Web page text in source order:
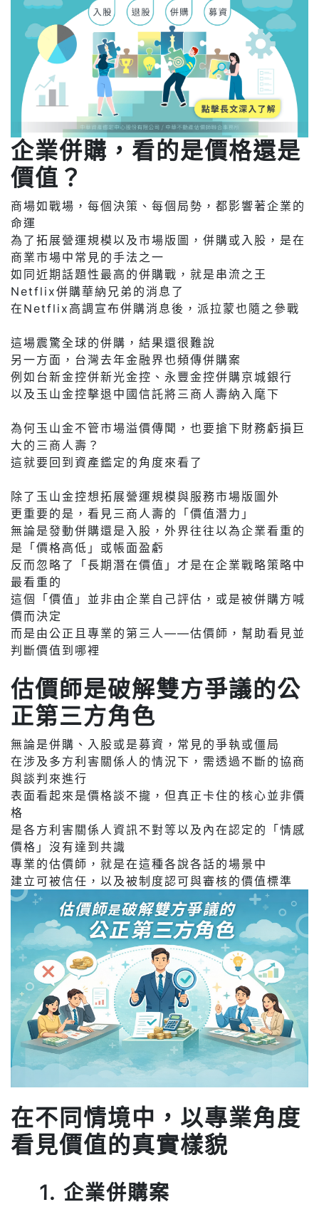
企業併購，看的是價格還是
價值？
商場如戰場，每個決策、每個局勢，都影響著企業的
命運
為了拓展營運規模以及市場版圖，併購或入股，是在
商業市場中常見的手法之一
如同近期話題性最高的併購戰，就是串流之王
Netflix併購華納兄弟的消息了
在Netflix高調宣布併購消息後，派拉蒙也隨之參戰
這場震驚全球的併購，結果還很難說
另一方面，台灣去年金融界也頻傳併購案
例如台新金控併新光金控、永豐金控併購京城銀行
以及玉山金控擊退中國信託將三商人壽納入麾下
為何玉山金不管市場溢價傳聞，也要搶下財務虧損巨
大的三商人壽？
這就要回到資產鑑定的角度來看了
除了玉山金控想拓展營運規模與服務市場版圖外
更重要的是，看見三商人壽的「價值潛力」
無論是發動併購還是入股，外界往往以為企業看重的
是「價格高低」或帳面盈虧
反而忽略了「長期潛在價值」才是在企業戰略策略中
最看重的
這個「價值」並非由企業自己評估，或是被併購方喊
價而決定
而是由公正且專業的第三人——估價師，幫助看見並
判斷價值到哪裡
估價師是破解雙方爭議的公
正第三方角色
無論是併購、入股或是募資，常見的爭執或僵局
在涉及多方利害關係人的情況下，需透過不斷的協商
與談判來進行
表面看起來是價格談不攏，但真正卡住的核心並非價
格
是各方利害關係人資訊不對等以及內在認定的「情感
價格」沒有達到共識
專業的估價師，就是在這種各說各話的場景中
建立可被信任，以及被制度認可與審核的價值標準
在不同情境中，以專業角度
看見價值的真實樣貌
1. 企業併購案